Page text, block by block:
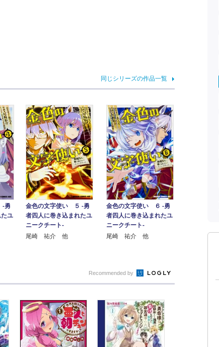
同じシリーズの作品一覧
勇
ユ
金色の文字使い ５ ‐勇
者四人に巻き込まれたユ
ニークチート‐
尾崎 祐介 他
金色の文字使い ６ ‐勇
者四人に巻き込まれたユ
ニークチート‐
尾崎 祐介 他
Recommended by